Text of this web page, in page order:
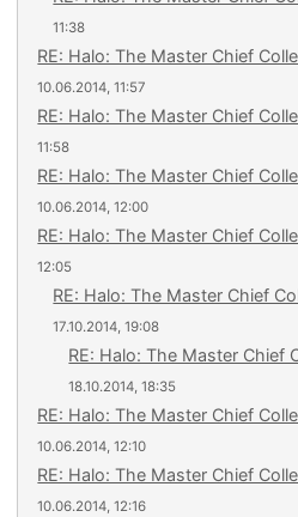
11:38
RE: Halo: The Master Chief
10.06.2014, 11:57
RE: Halo: The Master Chief
11:58
RE: Halo: The Master Chief
10.06.2014, 12:00
RE: Halo: The Master Chief
12:05
RE: Halo: The Master Chief
17.10.2014, 19:08
RE: Halo: The Master Chief
18.10.2014, 18:35
RE: Halo: The Master Chief
10.06.2014, 12:10
RE: Halo: The Master Chief
10.06.2014, 12:16